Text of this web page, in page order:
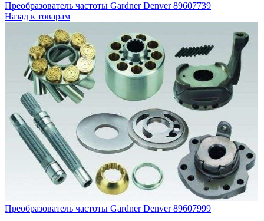
Преобразователь частоты Gardner Denver 89607739
Назад к товарам
Преобразователь частоты Gardner Denver 89607999